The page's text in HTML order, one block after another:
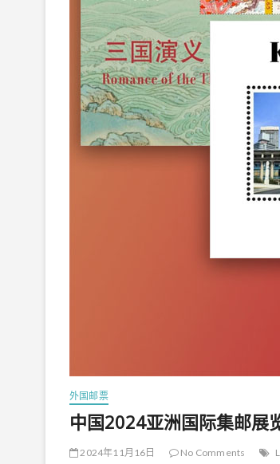
外国邮票
中国2024亚洲国际集邮展
2024年11月16日 No Comments